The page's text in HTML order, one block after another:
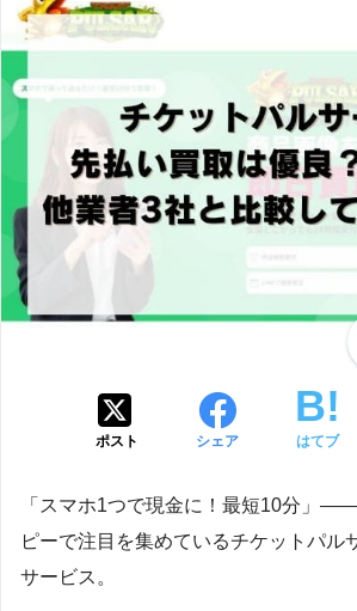
ポスト シェア はてブ
「スマホ1つで現金に！最短10分」
ピーで注目を集めているチケットパル
サービス。